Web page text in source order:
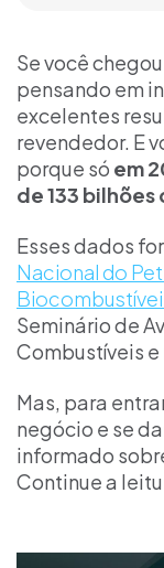
Se você
pensando em
excelentes
revendedor. E
porque só em
de 133
Esses dados
Nacional do
Seminário de
Combustíveis
Mas, para
negócio e se
informado
Continue a